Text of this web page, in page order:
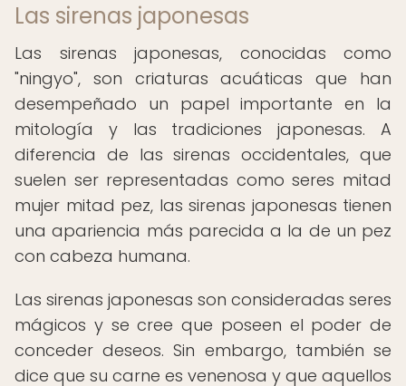
Las sirenas japonesas
Las sirenas japonesas, conocidas como
"ningyo", son criaturas acuáticas que han
desempeñado un papel importante en la
mitología y las tradiciones japonesas. A
diferencia de las sirenas occidentales, que
suelen ser representadas como seres mitad
mujer mitad pez, las sirenas japonesas tienen
una apariencia más parecida a la de un pez
con cabeza humana.
Las sirenas japonesas son consideradas seres
mágicos y se cree que poseen el poder de
conceder deseos. Sin embargo, también se
dice que su carne es venenosa y que aquellos